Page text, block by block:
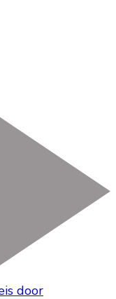
door